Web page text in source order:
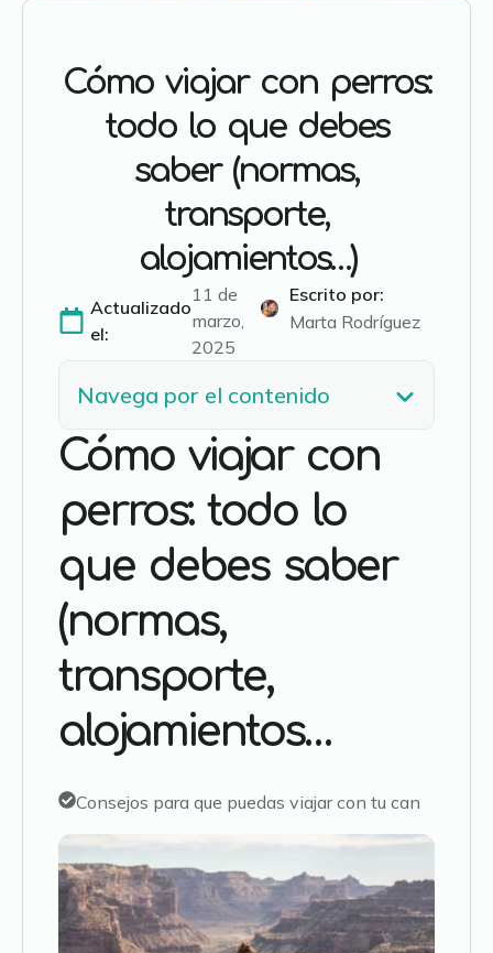
Cómo viajar con perros:
todo lo que debes
saber (normas,
transporte,
alojamientos…)
Actualizado
el:
11 de
marzo,
2025
Marta Rodríguez
Navega por el contenido
Cómo viajar con
perros: todo lo
que debes saber
(normas,
transporte,
alojamientos…
Consejos para que puedas viajar con tu can